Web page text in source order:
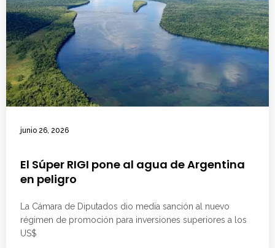
junio 26, 2026
El Súper RIGI pone al agua de Argentina
en peligro
La Cámara de Diputados dio media sanción al nuevo
régimen de promoción para inversiones superiores a los
US$